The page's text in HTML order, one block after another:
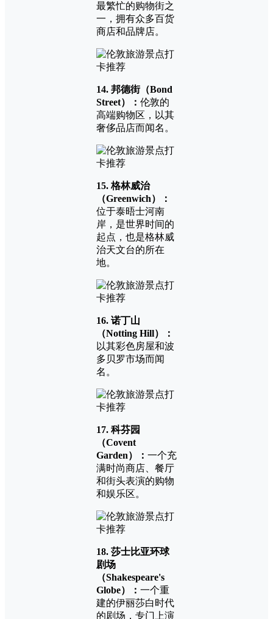
最繁忙的购物街之
一，拥有众多百货
商店和品牌店。
14. 邦德街（Bond
Street）： 伦敦的
高端购物区，以其
奢侈品店而闻名。
15. 格林威治
（Greenwich）：
位于泰晤士河南
岸，是世界时间的
起点，也是格林威
治天文台的所在
地。
16. 诺丁山
（Notting Hill）：
以其彩色房屋和波
多贝罗市场而闻
名。
17. 科芬园
（Covent
Garden）： 一个充
满时尚商店、餐厅
和街头表演的购物
和娱乐区。
18. 莎士比亚环球
剧场
（Shakespeare's
Globe）： 一个重
建的伊丽莎白时代
的剧场，专门上演